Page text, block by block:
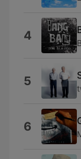
4
5
6